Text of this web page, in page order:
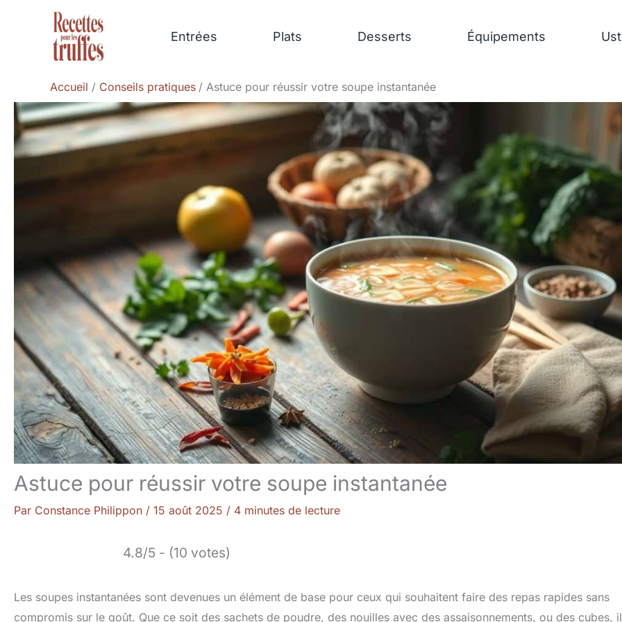
Entrées Plats Desserts Équipements
Accueil Conseils pratiques Astuce pour réussir votre soupe instantanée
Astuce pour réussir votre soupe instantanée
Par Constance Philippon / 15 août 2025 / 4 minutes de lecture
4.8/5 - (10 votes)
Les soupes instantanées sont devenues un élément de base pour ceux qui souhaitent faire des repas rapides sans
compromis sur le goût. Que ce soit des sachets de poudre, des nouilles avec des assaisonnements, ou des cubes, il